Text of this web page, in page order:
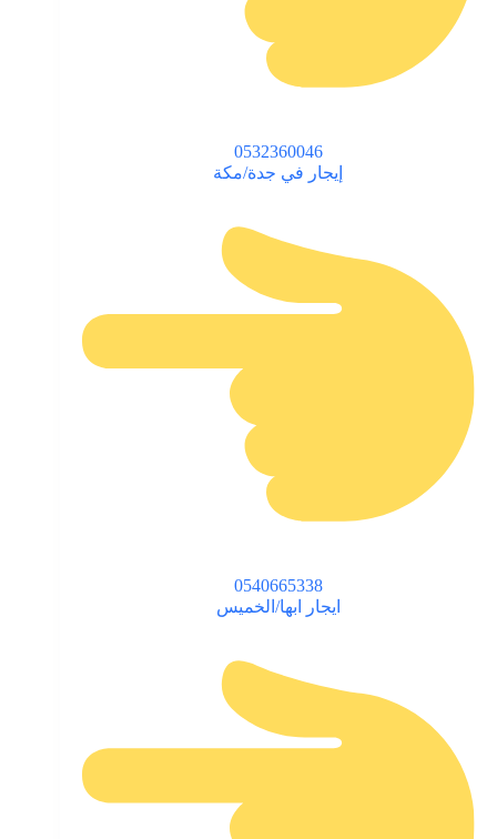
0532360046
إيجار في جدة/مكة
0540665338
ايجار ابها/الخميس